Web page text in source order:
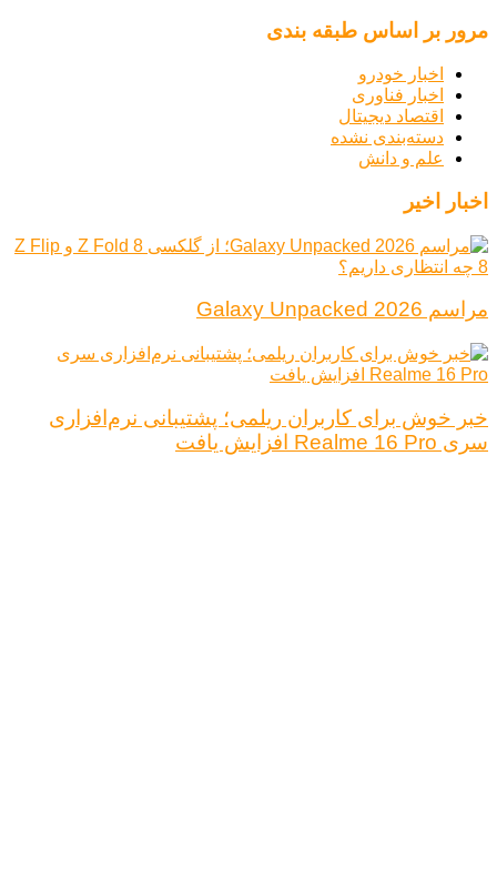
مرور بر اساس طبقه بندی
اخبار خودرو
اخبار فناوری
اقتصاد دیجیتال
دسته‌بندی نشده
علم و دانش
اخبار اخیر
مراسم Galaxy Unpacked 2026
خبر خوش برای کاربران ریلمی؛ پشتیبانی نرم‌افزاری
سری Realme 16 Pro افزایش یافت